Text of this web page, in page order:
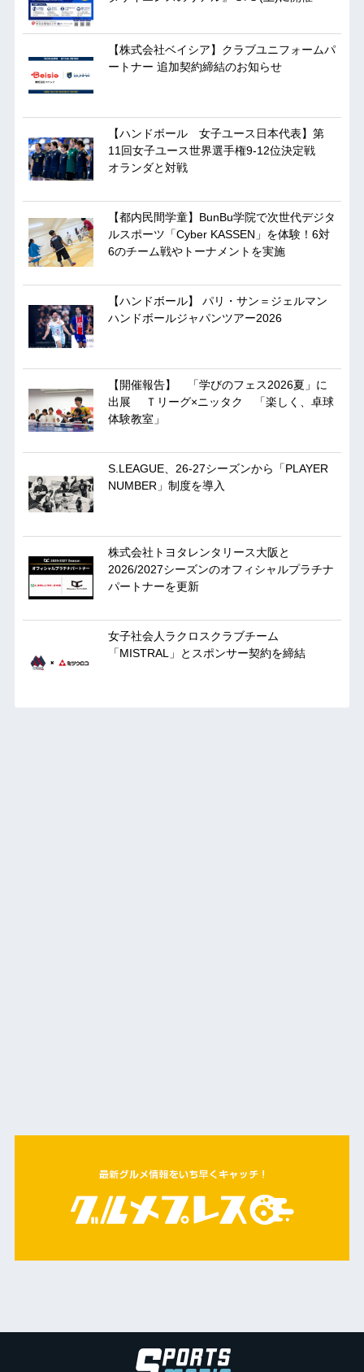
【株式会社ベイシア】クラブユニフォームパ
ートナー 追加契約締結のお知らせ
【ハンドボール 女子ユース日本代表】第
11回女子ユース世界選手権9-12位決定戦
オランダと対戦
【都内民間学童】BunBu学院で次世代デジタ
ルスポーツ「Cyber KASSEN」を体験！6対
6のチーム戦やトーナメントを実施
【ハンドボール】 パリ・サン＝ジェルマン
ハンドボールジャパンツアー2026
【開催報告】 「学びのフェス2026夏」に
出展 Ｔリーグ×ニッタク 「楽しく、卓球
体験教室」
S.LEAGUE、26-27シーズンから「PLAYER
NUMBER」制度を導入
株式会社トヨタレンタリース大阪と
2026/2027シーズンのオフィシャルプラチナ
パートナーを更新
女子社会人ラクロスクラブチーム
「MISTRAL」とスポンサー契約を締結